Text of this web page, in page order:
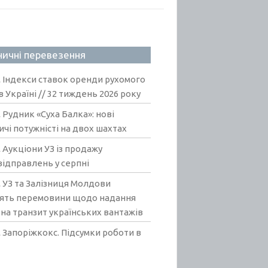
перевезення
Індекси ставок оренди рухомого
Україні // 32 тиждень 2026 року
Рудник «Суха Балка»: нові
потужністі на двох шахтах
Аукціони УЗ із продажу
у серпні
УЗ та Залізниця Молдови
перемовини щодо надання
транзит українських вантажів
Запоріжкокс. Підсумки роботи в